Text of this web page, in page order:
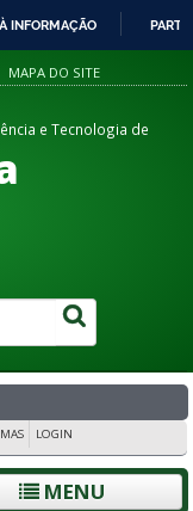
INFORMAÇÃO
MAPA DO SITE
e Tecnologia de
LOGIN
MENU